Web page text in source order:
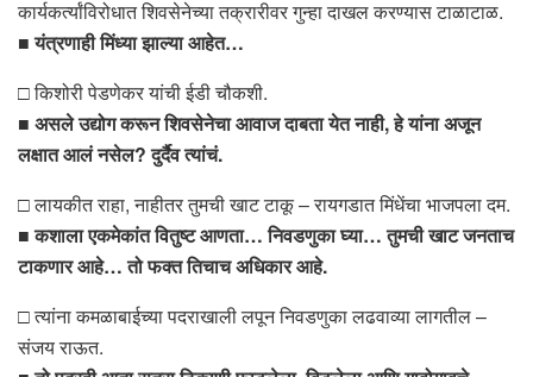
कार्यकर्त्यांविरोधात शिवसेनेच्या तक्रारीवर गुन्हा दाखल करण्यास टाळाटाळ.
■यंत्रणाही मिंध्या झाल्या आहेत…
□ किशोरी पेडणेकर यांची ईडी चौकशी.
■ असले उद्योग करून शिवसेनेचा आवाज दाबता येत नाही, हे यांना अजून
लक्षात आलं नसेल? दुर्दैव त्यांचं.
□ लायकीत राहा, नाहीतर तुमची खाट टाकू – रायगडात मिंधेंचा भाजपला दम.
■कशाला एकमेकांत वितुष्ट आणता… निवडणुका घ्या… तुमची खाट जनताच
टाकणार आहे… तो फक्त तिचाच अधिकार आहे.
□ त्यांना कमळाबाईच्या पदराखाली लपून निवडणुका लढवाव्या लागतील –
संजय राऊत.